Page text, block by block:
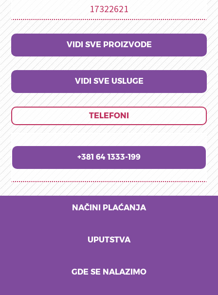
17322621
VIDI SVE PROIZVODE
VIDI SVE USLUGE
TELEFONI
+381 64 1333-199
NAČINI PLAĆANJA
UPUTSTVA
GDE SE NALAZIMO